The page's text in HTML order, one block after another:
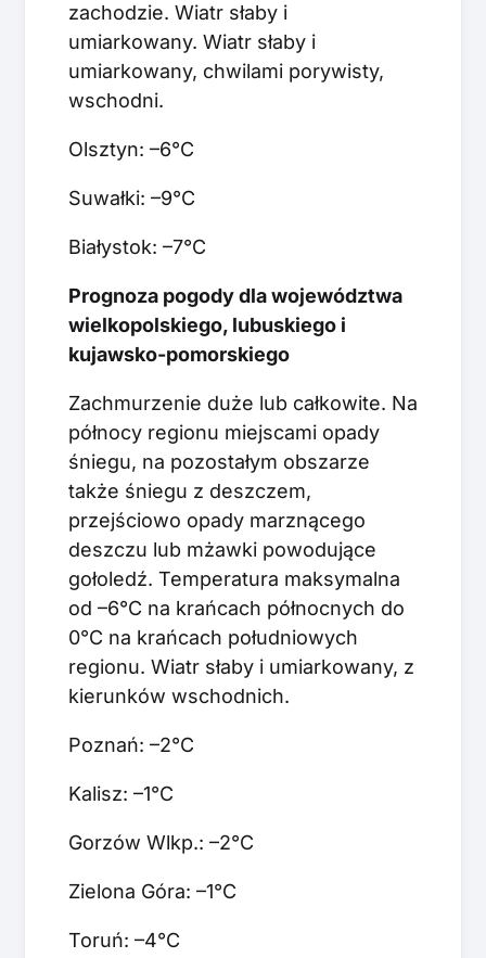
zachodzie. Wiatr słaby i
umiarkowany. Wiatr słaby i
umiarkowany, chwilami porywisty,
wschodni.
Olsztyn: –6°C
Suwałki: –9°C
Białystok: –7°C
Prognoza pogody dla województwa
wielkopolskiego, lubuskiego i
kujawsko-pomorskiego
Zachmurzenie duże lub całkowite. Na
północy regionu miejscami opady
śniegu, na pozostałym obszarze
także śniegu z deszczem,
przejściowo opady marznącego
deszczu lub mżawki powodujące
gołoledź. Temperatura maksymalna
od –6°C na krańcach północnych do
0°C na krańcach południowych
regionu. Wiatr słaby i umiarkowany, z
kierunków wschodnich.
Poznań: –2°C
Kalisz: –1°C
Gorzów Wlkp.: –2°C
Zielona Góra: –1°C
Toruń: –4°C